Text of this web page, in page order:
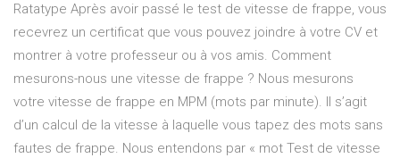
Ratatype Après avoir passé le test de vitesse de frappe, vous
recevrez un certificat que vous pouvez joindre à votre CV et
montrer à votre professeur ou à vos amis. Comment
mesurons-nous une vitesse de frappe ? Nous mesurons
votre vitesse de frappe en MPM (mots par minute). Il s’agit
d’un calcul de la vitesse à laquelle vous tapez des mots sans
fautes de frappe. Nous entendons par « mot Test de vitesse